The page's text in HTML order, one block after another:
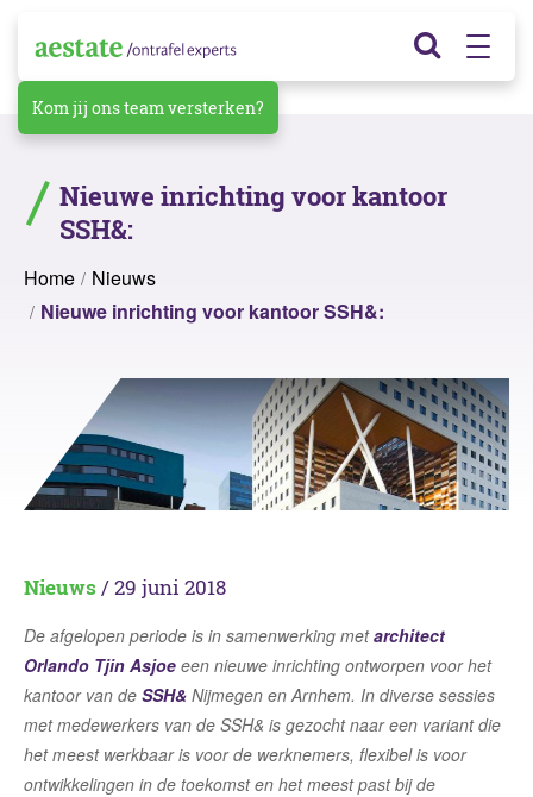
Kom jij ons team versterken?
Nieuwe inrichting voor kantoor
SSH&:
Home
Nieuws
Nieuwe inrichting voor kantoor SSH&:
Nieuws/ 29 juni 2018
De afgelopen periode is in samenwerking metarchitect
Orlando Tjin Asjoe een nieuwe inrichting ontworpen voor het
kantoor van de SSH& Nijmegen en Arnhem. In diverse sessies
met medewerkers van de SSH& is gezocht naar een variant die
het meest werkbaar is voor de werknemers, flexibel is voor
ontwikkelingen in de toekomst en het meest past bij de